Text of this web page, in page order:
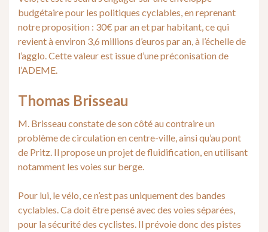
budgétaire pour les politiques cyclables, en reprenant
notre proposition : 30€ par an et par habitant, ce qui
revient à environ 3,6 millions d’euros par an, à l’échelle de
l’agglo. Cette valeur est issue d’une préconisation de
l’ADEME.
Thomas Brisseau
M. Brisseau constate de son côté au contraire un
problème de circulation en centre-ville, ainsi qu’au pont
de Pritz. Il propose un projet de fluidification, en utilisant
notamment les voies sur berge.
Pour lui, le vélo, ce n’est pas uniquement des bandes
cyclables. Ca doit être pensé avec des voies séparées,
pour la sécurité des cyclistes. Il prévoie donc des pistes